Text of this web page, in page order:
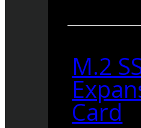
M.2
Card